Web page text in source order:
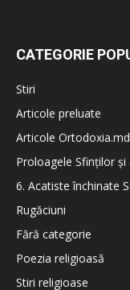
CATEGORIE
Stiri
Articole preluate
Articole Ortodoxia.md
Proloagele Sfinților
6. Acatiste închinate
Rugăciuni
Fără categorie
Poezia religioasă
Stiri religioase